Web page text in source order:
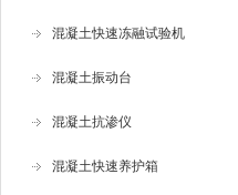
混凝土快速冻融试验机
混凝土振动台
混凝土抗渗仪
混凝土快速养护箱